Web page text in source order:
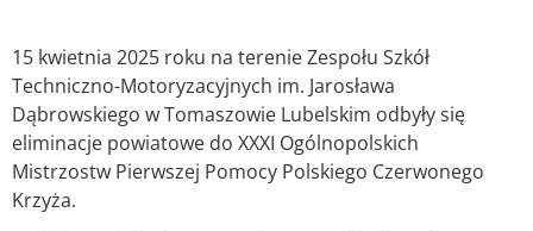
15 kwietnia 2025 roku na terenie Zespołu Szkół
Techniczno-Motoryzacyjnych im. Jarosława
Dąbrowskiego w Tomaszowie Lubelskim odbyły się
eliminacje powiatowe do XXXI Ogólnopolskich
Mistrzostw Pierwszej Pomocy Polskiego Czerwonego
Krzyża.